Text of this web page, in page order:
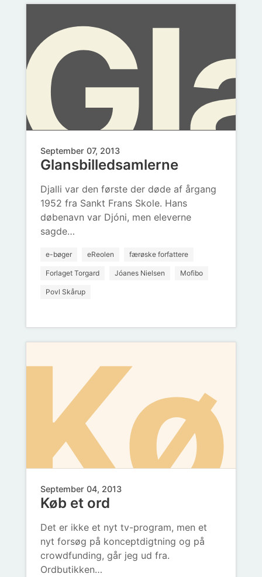
September 07, 2013
Glansbilledsamlerne
Djalli var den første der døde af årgang
1952 fra Sankt Frans Skole. Hans
døbenavn var Djóni, men eleverne
sagde…
e-bøger eReolen færøske forfattere
Forlaget Torgard Jóanes Nielsen Mofibo
Povl Skårup
September 04, 2013
Køb et ord
Det er ikke et nyt tv-program, men et
nyt forsøg på konceptdigtning og på
crowdfunding, går jeg ud fra.
Ordbutikken…